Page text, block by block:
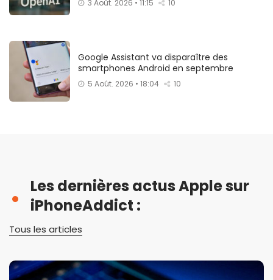
3 Août. 2026 • 11:15 10
Google Assistant va disparaître des
smartphones Android en septembre
5 Août. 2026 • 18:04 10
Les dernières actus Apple sur
iPhoneAddict :
Tous les articles